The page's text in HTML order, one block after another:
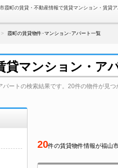
霞町の賃貸・不動産情報で賃貸マンション・賃貸
霞町の賃貸物件･マンション･アパート一覧
貸マンション・ア
ートの検索結果です。20件の物件が見
20件の賃貸物件情報が福山